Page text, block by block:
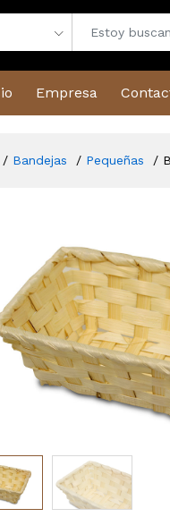
Empresa
Bandejas Pequeñas